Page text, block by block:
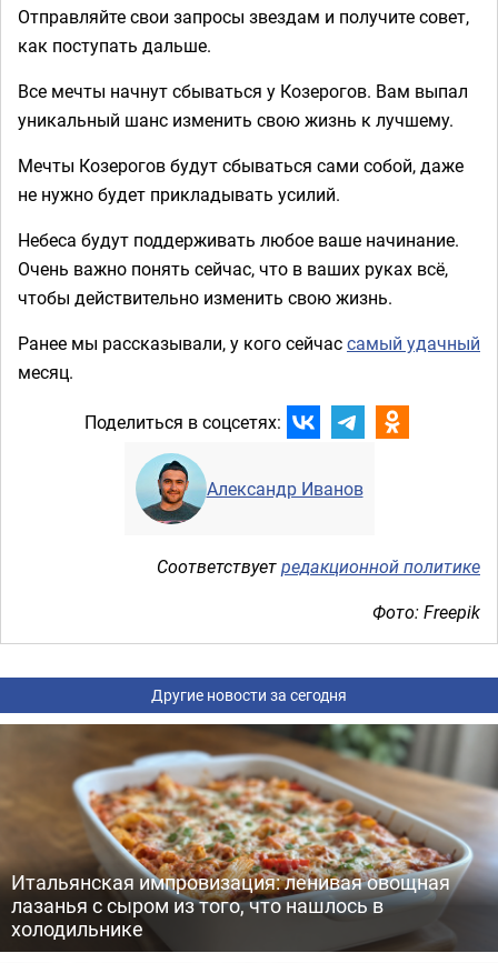
Отправляйте свои запросы звездам и получите совет,
как поступать дальше.
Все мечты начнут сбываться у Козерогов. Вам выпал
уникальный шанс изменить свою жизнь к лучшему.
Мечты Козерогов будут сбываться сами собой, даже
не нужно будет прикладывать усилий.
Небеса будут поддерживать любое ваше начинание.
Очень важно понять сейчас, что в ваших руках всё,
чтобы действительно изменить свою жизнь.
Ранее мы рассказывали, у кого сейчассамый удачный
месяц.
Поделиться в соцсетях:
Александр Иванов
Соответствуетредакционной политике
Фото: Freepik
Другие новости за сегодня
Итальянская импровизация: ленивая овощная
лазанья с сыром из того, что нашлось в
холодильнике